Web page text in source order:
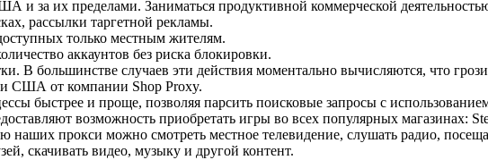
и за их пределами. Заниматься продуктивной коммерческой
рассылки таргетной рекламы.
только местным жителям.
аккаунтов без риска блокировки.
В большинстве случаев эти действия моментально вычисляются, что
США от компании Shop Proxy.
быстрее и проще, позволяя парсить поисковые запросы с
возможность приобретать игры во всех популярных магазинах:
прокси можно смотреть местное телевидение, слушать радио,
скачивать видео, музыку и другой контент.